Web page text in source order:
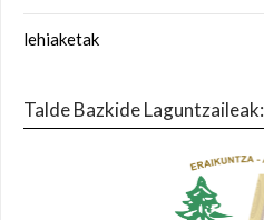
lehiaketak
Talde Bazkide Laguntzaileak: